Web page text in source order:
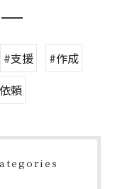
#支援
#作成
頼